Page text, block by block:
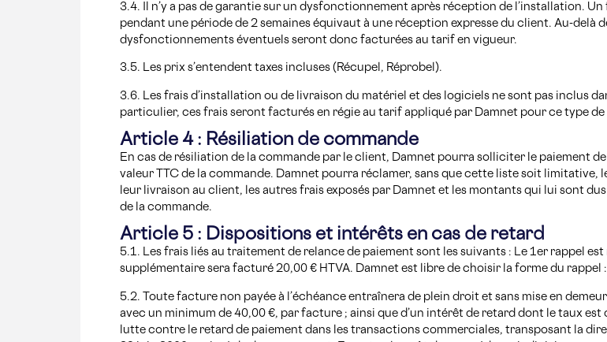
3.4. Il n’y a pas de garantie sur un dysfonctionnement après réception de l’installation.
pendant une période de 2 semaines équivaut à une réception expresse du client. Au-delà
dysfonctionnements éventuels seront donc facturées au tarif en vigueur.
3.5. Les prix s’entendent taxes incluses (Récupel, Réprobel).
3.6. Les frais d’installation ou de livraison du matériel et des logiciels ne sont pas inclus
particulier, ces frais seront facturés en régie au tarif appliqué par Damnet pour ce type
Article 4 : Résiliation de commande
En cas de résiliation de la commande par le client, Damnet pourra solliciter le paiement
valeur TTC de la commande. Damnet pourra réclamer, sans que cette liste soit limitative,
leur livraison au client, les autres frais exposés par Damnet et les montants qui lui sont
de la commande.
Article 5 : Dispositions et intérêts en cas de retard
5.1. Les frais liés au traitement de relance de paiement sont les suivants : Le 1er rappel
supplémentaire sera facturé 20,00 € HTVA. Damnet est libre de choisir la forme du rappel
5.2. Toute facture non payée à l’échéance entraînera de plein droit et sans mise en
avec un minimum de 40,00 €, par facture ; ainsi que d’un intérêt de retard dont le taux
lutte contre le retard de paiement dans les transactions commerciales, transposant la